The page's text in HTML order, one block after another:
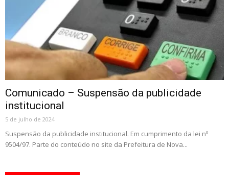
Comunicado – Suspensão da publicidade
institucional
5 de julho de 2024
Suspensão da publicidade institucional. Em cumprimento da lei nº
9504/97. Parte do conteúdo no site da Prefeitura de Nova...